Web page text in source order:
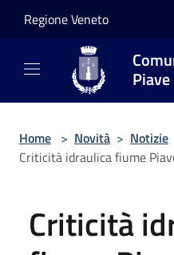
Regione Veneto
Piave
Home > Novità > Notizie
Criticità idraulica fiume
Criticità